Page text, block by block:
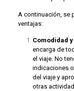
A continuación, se
ventajas:
Comodidad
encarga de
el viaje. No
indicaciones
del viaje y
otras